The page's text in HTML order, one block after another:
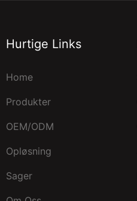
Hurtige Links
Home
Produkter
OEM/ODM
Opløsning
Sager